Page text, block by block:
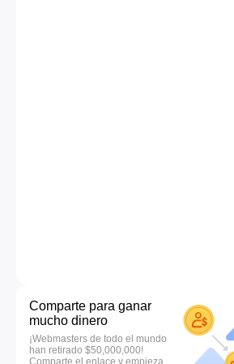
Comparte para ganar
mucho dinero
¡Webmasters de todo el mundo
han retirado $50,000,000!
Comparte el enlace y empieza